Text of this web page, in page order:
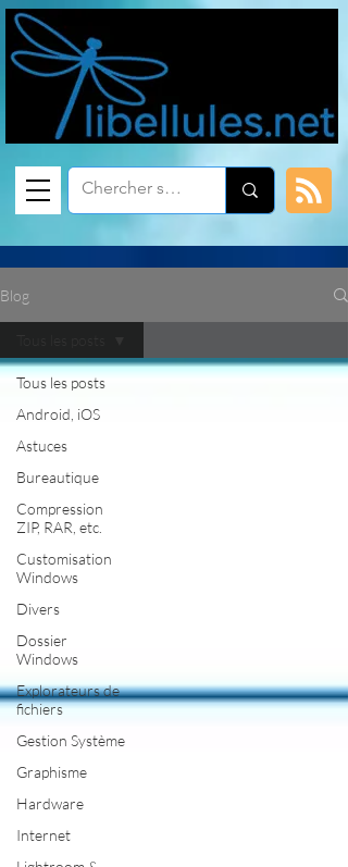
Blog
Tous les posts
Android, iOS
Astuces
Bureautique
Compression
ZIP, RAR, etc.
Customisation
Windows
Divers
Dossier
Windows
Explorateurs de
fichiers
Gestion Système
Graphisme
Hardware
Internet